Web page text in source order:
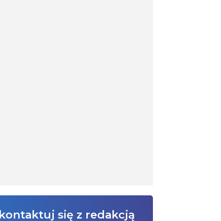
się z redakcją